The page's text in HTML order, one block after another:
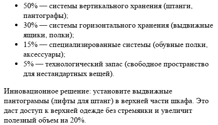
50% — системы вертикального хранения (штанги,
пантографы);
30% — системы горизонтального хранения (выдвижные
ящики, полки);
15% — специализированные системы (обувные полки,
аксессуары);
5% — технологический запас (свободное пространство
для нестандартных вещей).
Инновационное решение: установите выдвижные
пантограммы (лифты для штанг) в верхней части шкафа. Это
даст доступ к верхней одежде без стремянки и увеличит
полезный объем на 20%.